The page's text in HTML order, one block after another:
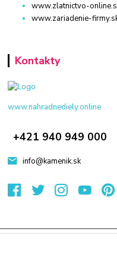
www.zlatnictvo-
www.zariadenie-
Kontakty
www.nahradnediely.online
+421 940 949 000
info@kamenik.sk